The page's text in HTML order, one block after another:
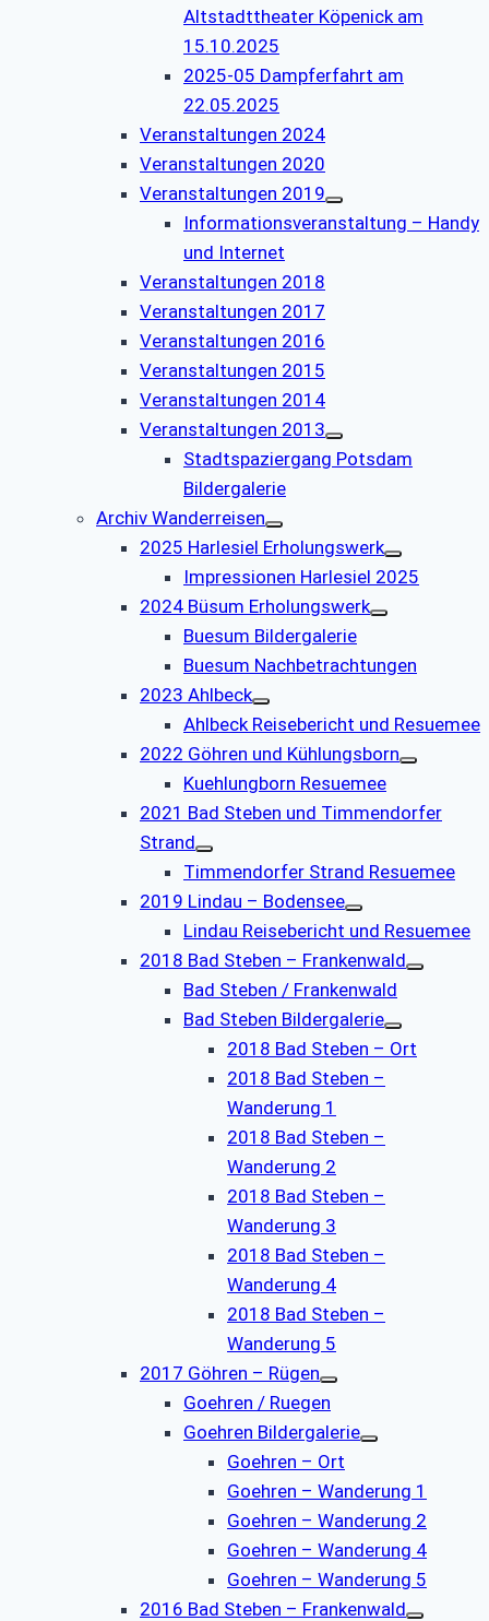
Altstadttheater Köpenick am
15.10.2025
2025-05 Dampferfahrt am
22.05.2025
Veranstaltungen 2024
Veranstaltungen 2020
Veranstaltungen 2019
Informationsveranstaltung – Handy
und Internet
Veranstaltungen 2018
Veranstaltungen 2017
Veranstaltungen 2016
Veranstaltungen 2015
Veranstaltungen 2014
Veranstaltungen 2013
Stadtspaziergang Potsdam
Bildergalerie
Archiv Wanderreisen
2025 Harlesiel Erholungswerk
Impressionen Harlesiel 2025
2024 Büsum Erholungswerk
Buesum Bildergalerie
Buesum Nachbetrachtungen
2023 Ahlbeck
Ahlbeck Reisebericht und Resuemee
2022 Göhren und Kühlungsborn
Kuehlungborn Resuemee
2021 Bad Steben und Timmendorfer
Strand
Timmendorfer Strand Resuemee
2019 Lindau – Bodensee
Lindau Reisebericht und Resuemee
2018 Bad Steben – Frankenwald
Bad Steben / Frankenwald
Bad Steben Bildergalerie
2018 Bad Steben – Ort
2018 Bad Steben –
Wanderung 1
2018 Bad Steben –
Wanderung 2
2018 Bad Steben –
Wanderung 3
2018 Bad Steben –
Wanderung 4
2018 Bad Steben –
Wanderung 5
2017 Göhren – Rügen
Goehren / Ruegen
Goehren Bildergalerie
Goehren – Ort
Goehren – Wanderung 1
Goehren – Wanderung 2
Goehren – Wanderung 4
Goehren – Wanderung 5
2016 Bad Steben – Frankenwald